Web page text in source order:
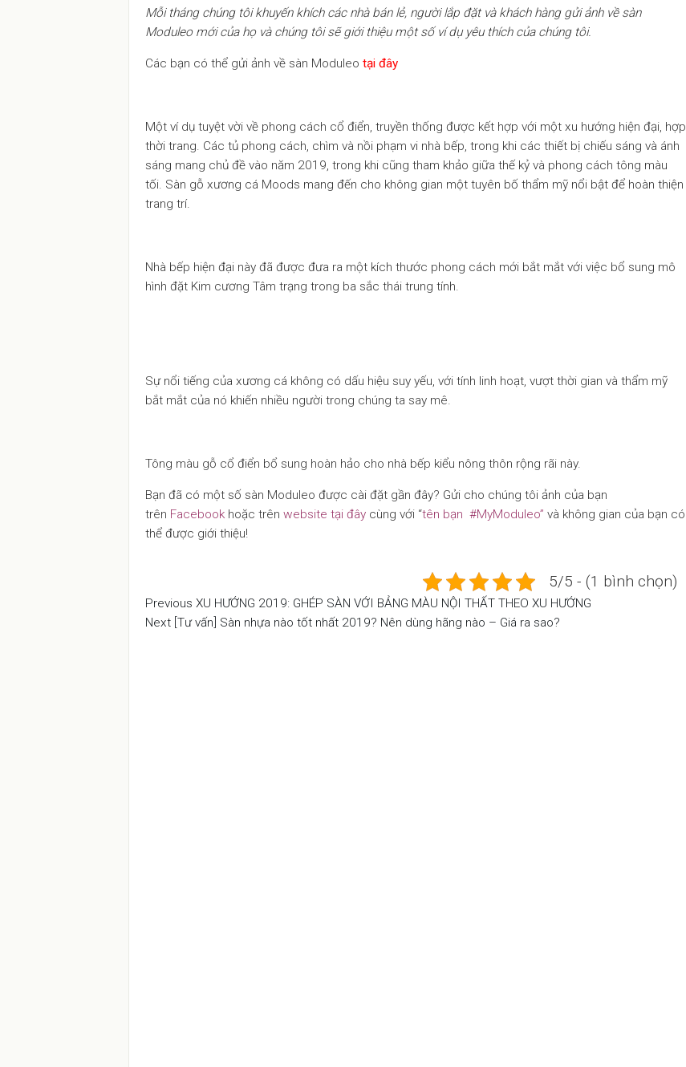
Mỗi tháng chúng tôi khuyến khích các nhà bán lẻ, người lắp đặt và khách hàng gửi ảnh về sàn
Moduleo mới của họ và chúng tôi sẽ giới thiệu một số ví dụ yêu thích của chúng tôi.
Các bạn có thể gửi ảnh về sàn Moduleo tại đây
Một ví dụ tuyệt vời về phong cách cổ điển, truyền thống được kết hợp với một xu hướng hiện đại, hợp
thời trang. Các tủ phong cách, chìm và nồi phạm vi nhà bếp, trong khi các thiết bị chiếu sáng và ánh
sáng mang chủ đề vào năm 2019, trong khi cũng tham khảo giữa thế kỷ và phong cách tông màu
tối. Sàn gỗ xương cá Moods mang đến cho không gian một tuyên bố thẩm mỹ nổi bật để hoàn thiện
trang trí.
Nhà bếp hiện đại này đã được đưa ra một kích thước phong cách mới bắt mắt với việc bổ sung mô
hình đặt Kim cương Tâm trạng trong ba sắc thái trung tính.
Sự nổi tiếng của xương cá không có dấu hiệu suy yếu, với tính linh hoạt, vượt thời gian và thẩm mỹ
bắt mắt của nó khiến nhiều người trong chúng ta say mê.
Tông màu gỗ cổ điển bổ sung hoàn hảo cho nhà bếp kiểu nông thôn rộng rãi này.
Bạn đã có một số sàn Moduleo được cài đặt gần đây? Gửi cho chúng tôi ảnh của bạn
trên Facebook hoặc trên website tại đây cùng với “tên bạn #MyModuleo” và không gian của bạn có
thể được giới thiệu!
5/5 - (1 bình chọn)
Điều
Previous
Post
Previous XU HƯỚNG 2019: GHÉP SÀN VỚI BẢNG MÀU NỘI THẤT THEO XU HƯỚNG
Next
Next [Tư vấn] Sàn nhựa nào tốt nhất 2019? Nên dùng hãng nào – Giá ra sao?